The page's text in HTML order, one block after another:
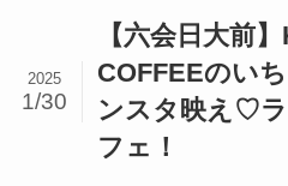
【六会日大前
COFFEEのい
ンスタ映え♡
フェ！
2025
1/30